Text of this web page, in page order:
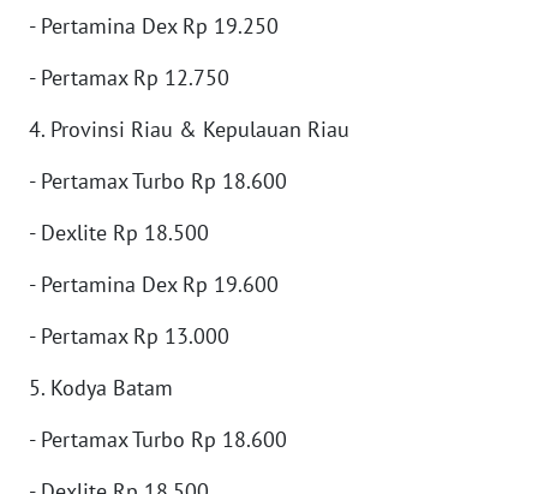
- Pertamina Dex Rp 19.250
- Pertamax Rp 12.750
4. Provinsi Riau & Kepulauan Riau
- Pertamax Turbo Rp 18.600
- Dexlite Rp 18.500
- Pertamina Dex Rp 19.600
- Pertamax Rp 13.000
5. Kodya Batam
- Pertamax Turbo Rp 18.600
SUMSEL
WN
BENGKULU
WN
JATENG
NUSANTARA